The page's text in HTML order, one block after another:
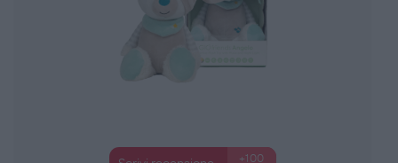
+100